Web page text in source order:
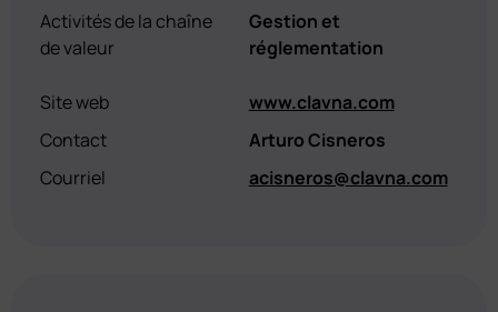
Activités de la chaîne
de valeur
Gestion et
réglementation
Site web
www.clavna.com
Contact
Arturo Cisneros
Courriel
acisneros@clavna.com